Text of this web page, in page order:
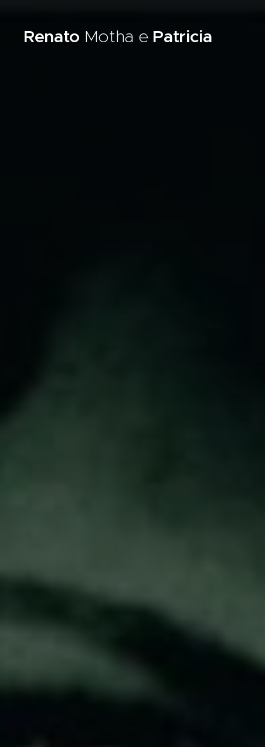
Renato Motha e Patricia